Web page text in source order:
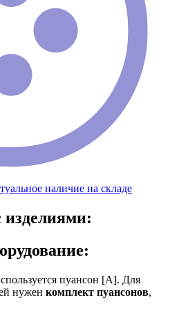
наличие на складе
изделиями:
пуансон [А]. Для
нужен комплект пуансонов,